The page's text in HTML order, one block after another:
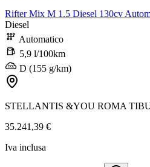
Rifter Mix M 1.5 Diesel 130cv
Diesel
Automatico
5,9 l/100km
D (155 g/km)
STELLANTIS &YOU ROMA
35.241,39 €
Iva inclusa